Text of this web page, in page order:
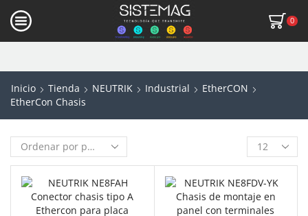
0
Inicio Tienda NEUTRIK Industrial
EtherCON
EtherCon Chasis